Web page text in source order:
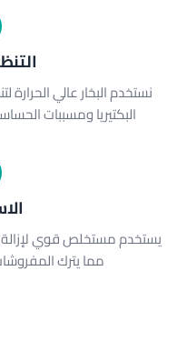
نستخدم البخار عالي
البكتيريا ومسببات
يستخدم مستخلص قوي لإزالة
مما يترك